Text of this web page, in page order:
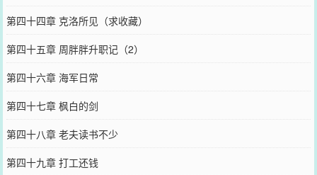
第四十四章 克洛所见（求收藏）
第四十五章 周胖胖升职记（2）
第四十六章 海军日常
第四十七章 枫白的剑
第四十八章 老夫读书不少
第四十九章 打工还钱